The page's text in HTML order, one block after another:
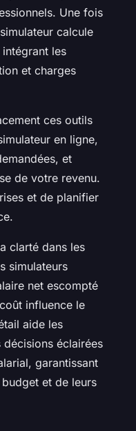
Une fois
calcule
les
et charges
ces outils
en ligne,
et
de votre revenu.
et de planifier
clarté dans les
simulateurs
net escompté
influence le
aide les
éclairées
garantissant
et de leurs